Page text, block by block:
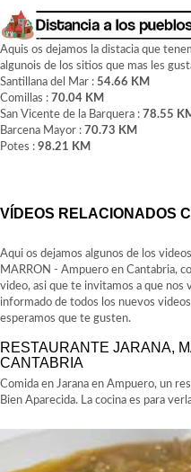
Aquis os dejamos la distacia que
algunois de los sitios que mas les
Santillana del Mar : 54.66 KM
Comillas : 70.04 KM
San Vicente de la Barquera : 78.55
Barcena Mayor : 70.73 KM
Potes : 98.21 KM
VÍDEOS RELACIONADOS
Aqui os dejamos algunos de los
MARRON - Ampuero en Cantabria,
video, asi que te invitamos a que
informado de todos los nuevos
esperamos que te gusten.
RESTAURANTE JARANA,
CANTABRIA
Comida en Jarana en Ampuero, un
Bien Aparecida. La cocina es para